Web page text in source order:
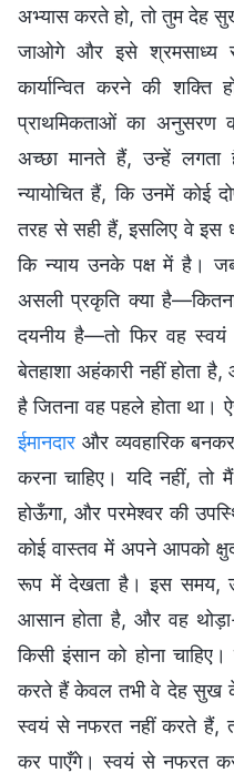
अभ्यास करते हो, तो तुम देह
जाओगे और इसे श्रमसाध्य
कार्यान्वित करने की शक्ति
प्राथमिकताओं का अनुसरण
अच्छा मानते हैं, उन्हें
न्यायोचित हैं, कि उनमें कोई
तरह से सही हैं, इसलिए वे इस
कि न्याय उनके पक्ष में है।
असली प्रकृति क्या
दयनीय है—तो फिर वह स्वयं
बेतहाशा अहंकारी नहीं होता
है जितना वह पहले होता था।
ईमानदार और व्यवहारिक
करना चाहिए। यदि नहीं,
होऊँगा, और परमेश्वर की
कोई वास्तव में अपने आपको
रूप में देखता है। इस समय,
आसान होता है, और वह
किसी इंसान को होना
करते हैं केवल तभी वे देह सुख के
स्वयं से नफरत नहीं करते हैं,
कर पाएँगे। स्वयं से नफरत